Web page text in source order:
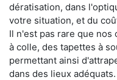
dératisation, dans
votre situation, et du
Il n'est pas rare que
à colle, des tapettes à
permettant ainsi
dans des lieux adéquats.